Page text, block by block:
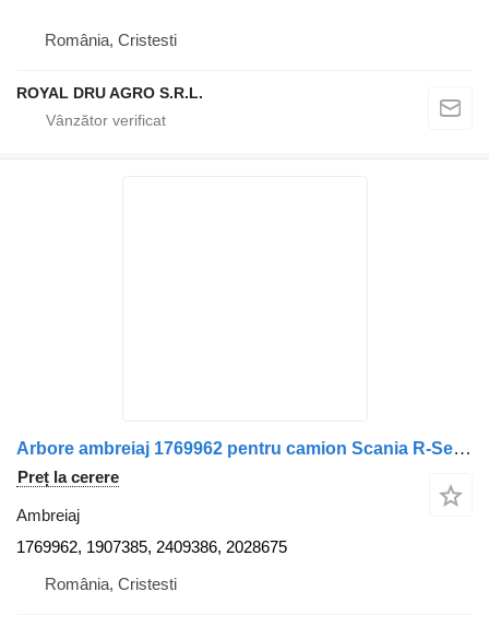
România, Cristesti
ROYAL DRU AGRO S.R.L.
Arbore ambreiaj 1769962 pentru camion Scania R-Series
Preț la cerere
Ambreiaj
1769962, 1907385, 2409386, 2028675
România, Cristesti